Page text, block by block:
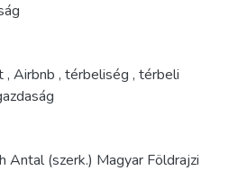
, Airbnb , térbeliség , térbeli
Antal (szerk.) Magyar Földrajzi